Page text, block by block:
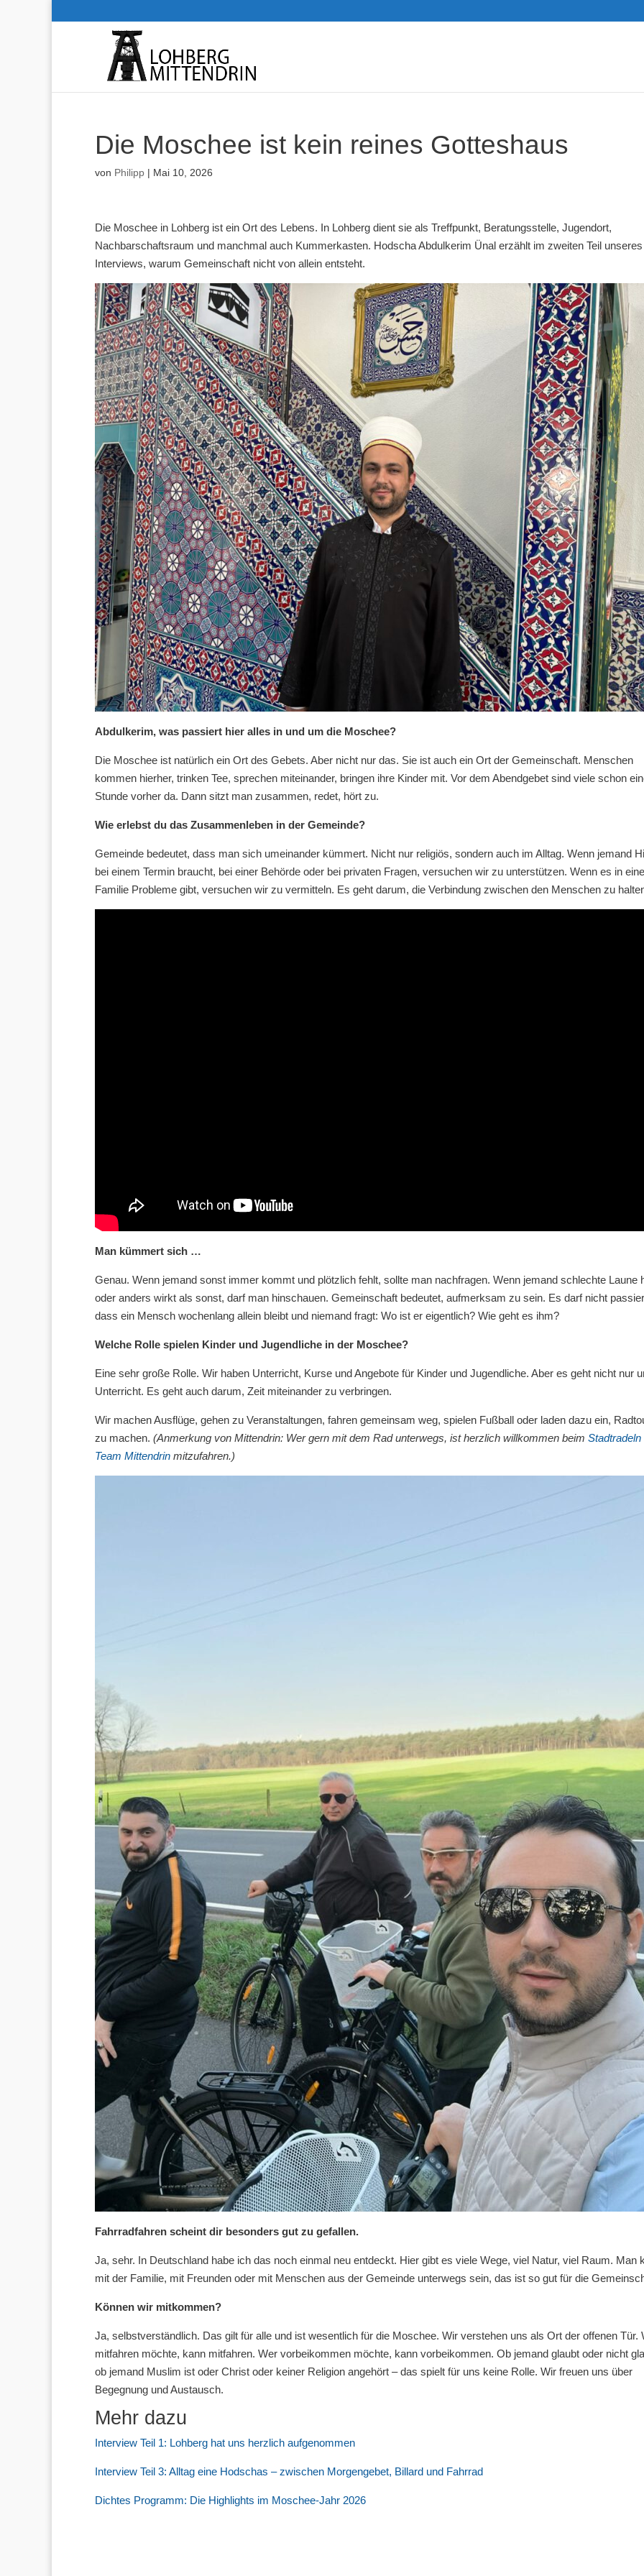
Die Moschee ist kein reines Gotteshaus
von Philipp | Mai 10, 2026
Die Moschee in Lohberg ist ein Ort des Lebens. In Lohberg dient sie als Treffpunkt, Beratungsstelle, Jugendort,
Nachbarschaftsraum und manchmal auch Kummerkasten. Hodscha Abdulkerim Ünal erzählt im zweiten Teil unseres
Interviews, warum Gemeinschaft nicht von allein entsteht.
Abdulkerim, was passiert hier alles in und um die Moschee?
Die Moschee ist natürlich ein Ort des Gebets. Aber nicht nur das. Sie ist auch ein Ort der Gemeinschaft. Menschen
kommen hierher, trinken Tee, sprechen miteinander, bringen ihre Kinder mit. Vor dem Abendgebet sind viele schon
Stunde vorher da. Dann sitzt man zusammen, redet, hört zu.
Wie erlebst du das Zusammenleben in der Gemeinde?
Gemeinde bedeutet, dass man sich umeinander kümmert. Nicht nur religiös, sondern auch im Alltag. Wenn jemand
bei einem Termin braucht, bei einer Behörde oder bei privaten Fragen, versuchen wir zu unterstützen. Wenn es in
Familie Probleme gibt, versuchen wir zu vermitteln. Es geht darum, die Verbindung zwischen den Menschen zu
Man kümmert sich …
Genau. Wenn jemand sonst immer kommt und plötzlich fehlt, sollte man nachfragen. Wenn jemand schlechte Laune
oder anders wirkt als sonst, darf man hinschauen. Gemeinschaft bedeutet, aufmerksam zu sein. Es darf nicht
dass ein Mensch wochenlang allein bleibt und niemand fragt: Wo ist er eigentlich? Wie geht es ihm?
Welche Rolle spielen Kinder und Jugendliche in der Moschee?
Eine sehr große Rolle. Wir haben Unterricht, Kurse und Angebote für Kinder und Jugendliche. Aber es geht nicht nur
Unterricht. Es geht auch darum, Zeit miteinander zu verbringen.
Wir machen Ausflüge, gehen zu Veranstaltungen, fahren gemeinsam weg, spielen Fußball oder laden dazu ein,
zu machen. (Anmerkung von Mittendrin: Wer gern mit dem Rad unterwegs, ist herzlich willkommen beim Stadtradeln
Team Mittendrin mitzufahren.)
Fahrradfahren scheint dir besonders gut zu gefallen.
Ja, sehr. In Deutschland habe ich das noch einmal neu entdeckt. Hier gibt es viele Wege, viel Natur, viel Raum. Man
mit der Familie, mit Freunden oder mit Menschen aus der Gemeinde unterwegs sein, das ist so gut für die
Können wir mitkommen?
Ja, selbstverständlich. Das gilt für alle und ist wesentlich für die Moschee. Wir verstehen uns als Ort der offenen Tür.
mitfahren möchte, kann mitfahren. Wer vorbeikommen möchte, kann vorbeikommen. Ob jemand glaubt oder nicht
ob jemand Muslim ist oder Christ oder keiner Religion angehört – das spielt für uns keine Rolle. Wir freuen uns über
Begegnung und Austausch.
Mehr dazu
Interview Teil 1: Lohberg hat uns herzlich aufgenommen
Interview Teil 3: Alltag eine Hodschas – zwischen Morgengebet, Billard und Fahrrad
Dichtes Programm: Die Highlights im Moschee-Jahr 2026